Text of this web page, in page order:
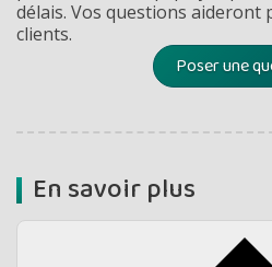
délais. Vos questions
clients.
Poser une
En savoir plus